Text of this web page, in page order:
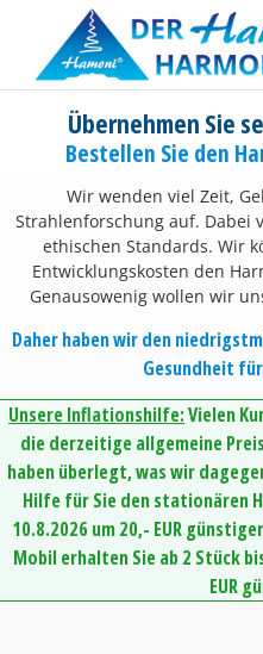
content
Übernehmen Sie
Bestellen Sie den
Wir wenden viel Zeit,
Strahlenforschung auf. Dabei
ethischen Standards. Wir
Entwicklungskosten den
Genausowenig wollen wir
Daher haben wir den
Gesundheit
Unsere Inflationshilfe:Vielen
die derzeitige allgemeine
haben überlegt, was wir
Hilfe für Sie den stationären
10.8.2026 um 20,- EUR
Mobil erhalten Sie ab 2 Stück
EUR